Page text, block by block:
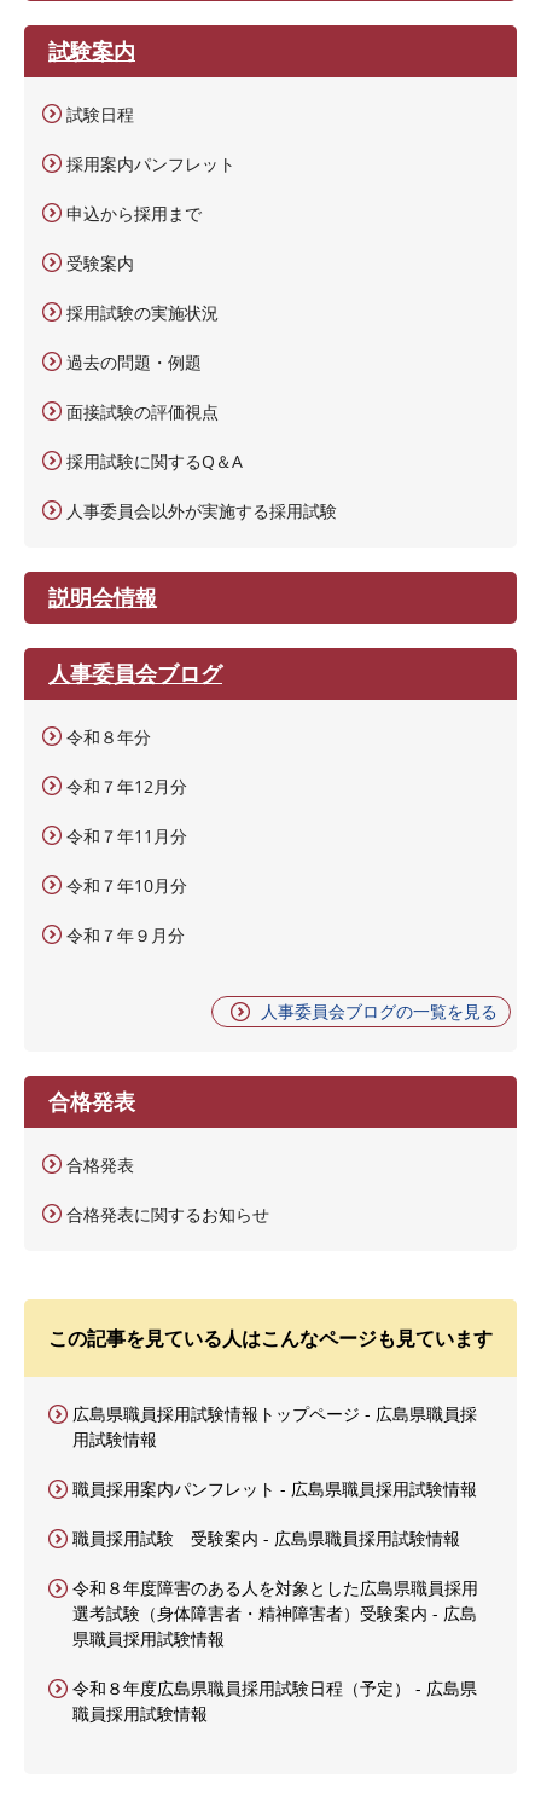
試験案内
試験日程
採用案内パンフレット
申込から採用まで
受験案内
採用試験の実施状況
過去の問題・例題
面接試験の評価視点
採用試験に関するQ＆A
人事委員会以外が実施する採用試験
説明会情報
人事委員会ブログ
令和８年分
令和７年12月分
令和７年11月分
令和７年10月分
令和７年９月分
人事委員会ブログの一覧を見る
合格発表
合格発表
合格発表に関するお知らせ
この記事を見ている人はこんなページも見ています
広島県職員採用試験情報トップページ - 広島県職員採
用試験情報
職員採用案内パンフレット - 広島県職員採用試験情報
職員採用試験 受験案内 - 広島県職員採用試験情報
令和８年度障害のある人を対象とした広島県職員採用
選考試験（身体障害者・精神障害者）受験案内 - 広島
県職員採用試験情報
令和８年度広島県職員採用試験日程（予定） - 広島県
職員採用試験情報